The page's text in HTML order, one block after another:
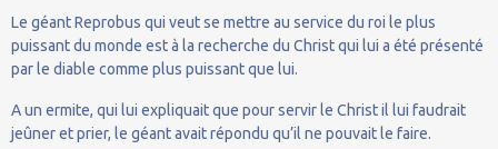
Le géant Reprobus qui veut se mettre au service du roi le plus
puissant du monde est à la recherche du Christ qui lui a été présenté
par le diable comme plus puissant que lui.
A un ermite, qui lui expliquait que pour servir le Christ il lui faudrait
jeûner et prier, le géant avait répondu qu’il ne pouvait le faire.